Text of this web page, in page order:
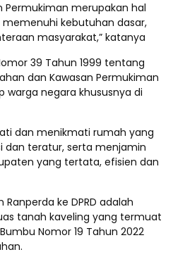
Permukiman merupakan hal
kebutuhan dasar,
masyarakat,” katanya
39 Tahun 1999 tentang
dan Kawasan Permukiman
warga negara khususnya di
dan menikmati rumah yang
dan teratur, serta menjamin
yang tertata, efisien dan
ke DPRD adalah
tanah kaveling yang termuat
Nomor 19 Tahun 2022